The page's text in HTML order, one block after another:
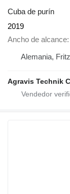
Cuba de purín
2019
Ancho de alcance
Alemania,
Agravis Technik